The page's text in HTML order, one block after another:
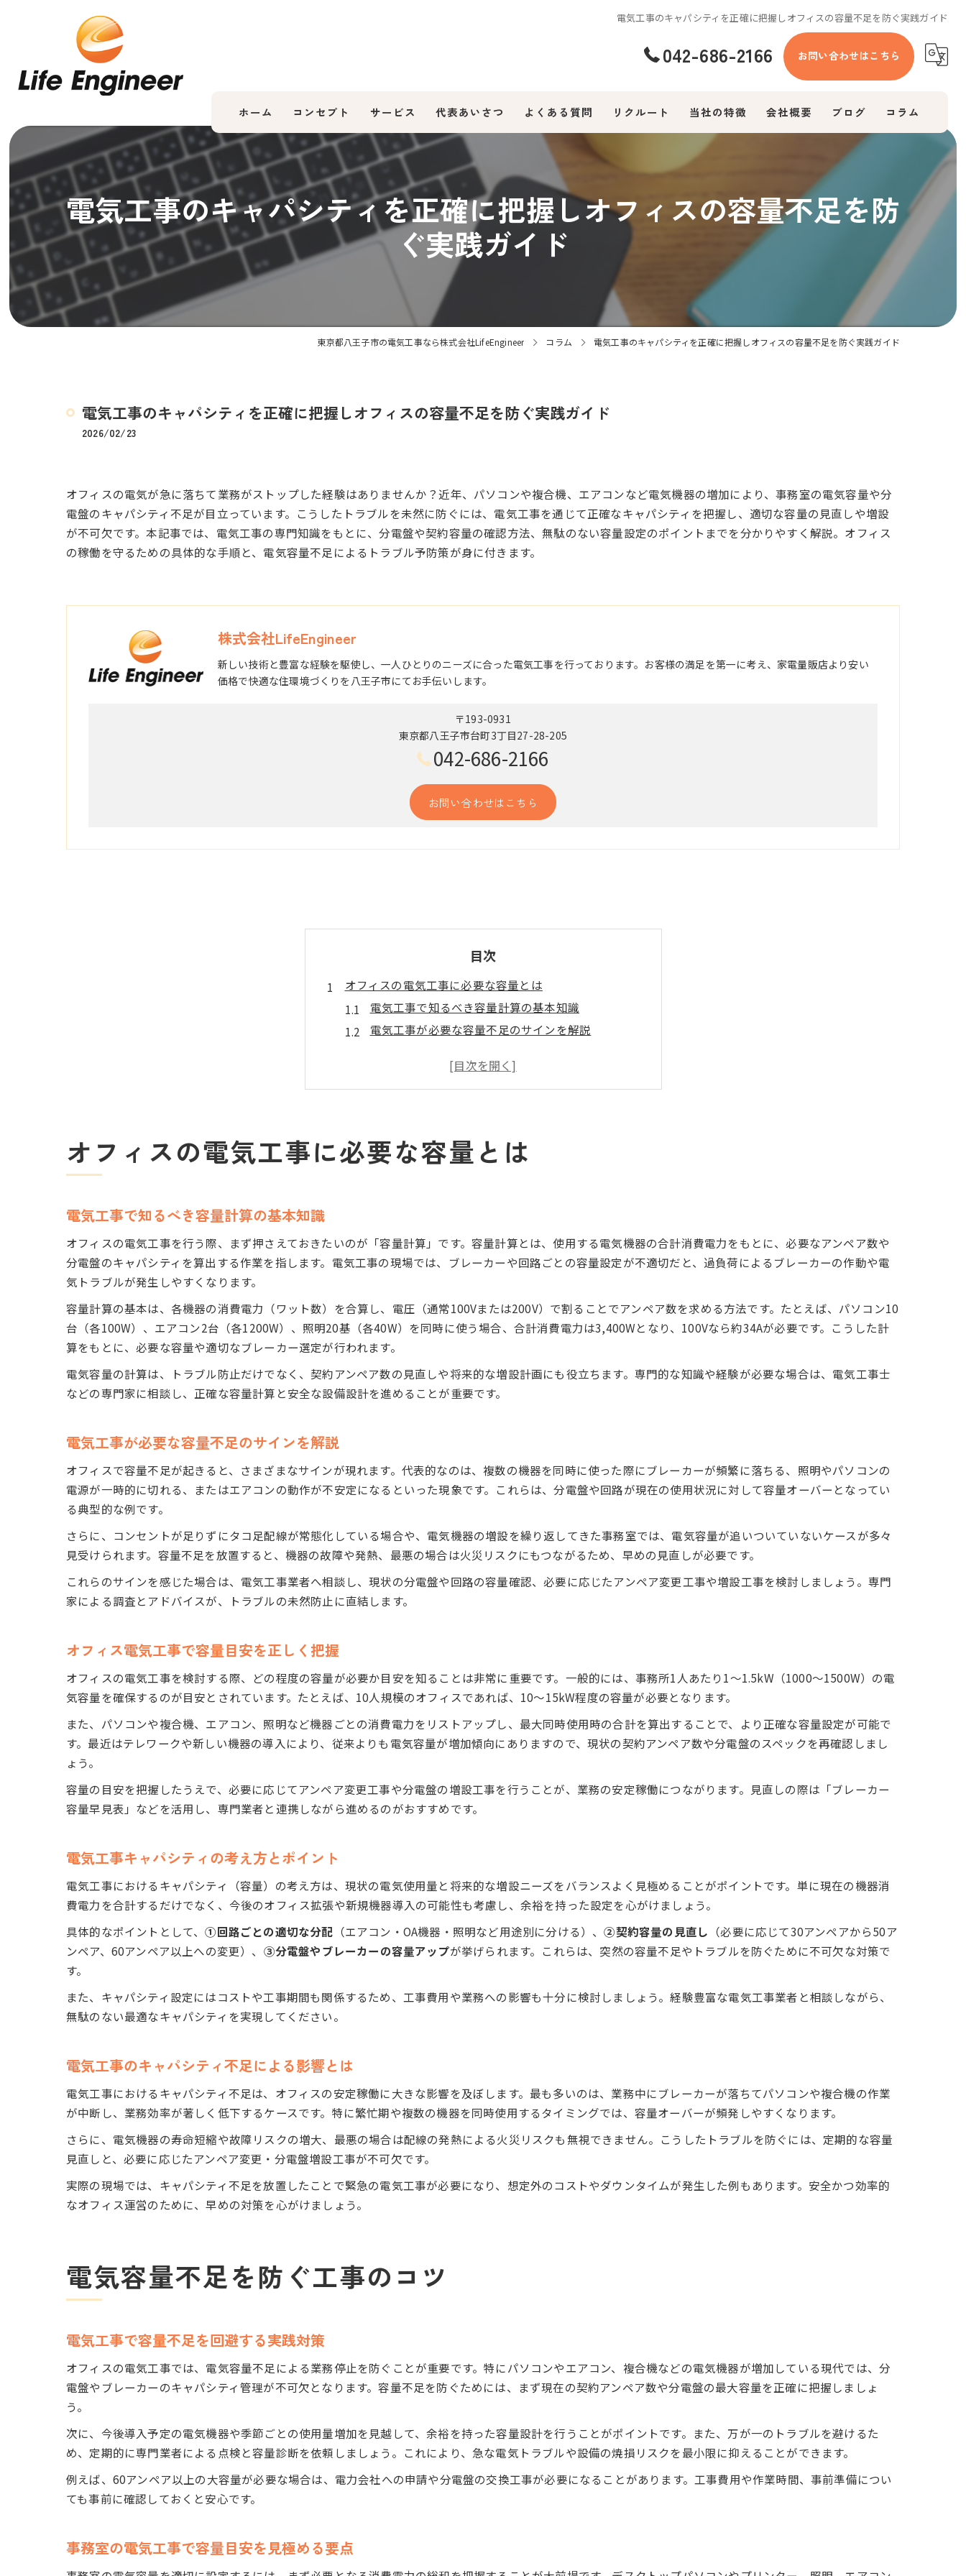
電気工事のキャパシティを正確に把握しオフィスの容量不足を防ぐ実践ガイド
042-686-2166 お問い合わせはこちら
ホーム コンセプト サービス 代表あいさつ よくある質問 リクルート 当社の特徴
防犯カメラ
コンセント
会社概要 ブログ コラム
電気工事のキャパシティを正確に把握しオフィスの容量不足を防
ぐ実践ガイド
東京都八王子市の電気工事なら株式会社LifeEngineer コラム 電気工事のキャパシティを正確に把握しオフィスの容量不足を防ぐ実践ガイド
電気工事のキャパシティを正確に把握しオフィスの容量不足を防ぐ実践ガイド
2026/02/23
オフィスの電気が急に落ちて業務がストップした経験はありませんか？近年、パソコンや複合機、エアコンなど電気機器の増加により、事務室の電気容量や分
電盤のキャパシティ不足が目立っています。こうしたトラブルを未然に防ぐには、電気工事を通じて正確なキャパシティを把握し、適切な容量の見直しや増設
が不可欠です。本記事では、電気工事の専門知識をもとに、分電盤や契約容量の確認方法、無駄のない容量設定のポイントまでを分かりやすく解説。オフィス
の稼働を守るための具体的な手順と、電気容量不足によるトラブル予防策が身に付きます。
株式会社LifeEngineer
新しい技術と豊富な経験を駆使し、一人ひとりのニーズに合った電気工事を行っております。お客様の満足を第一に考え、家電量販店より安い
価格で快適な住環境づくりを八王子市にてお手伝いします。
〒193-0931
東京都八王子市台町3丁目27-28-205
042-686-2166
お問い合わせはこちら
目次
オフィスの電気工事に必要な容量とは
電気工事で知るべき容量計算の基本知識
電気工事が必要な容量不足のサインを解説
電気工事キャパシティの考え方とポイント
電気工事で容量不足を回避する実践対策
事務室の電気工事で容量目安を見極める要点
キャパシティ確認で業務停止を回避
電気工事の容量確認ポイントと注意点
オフィス業務を守る電気工事キャパシティ管理
分電盤容量の見直し方法を徹底解説
分電盤容量の目安と電気工事チェック方法
電気工事で分電盤交換時の注意点を解説
電気工事が叶える快適オフィスのキャパシティ設計
電気工事で作る安全な電気容量のバランス設定
電気工事キャパシティ調整で業務効率化を実現
オフィス電気工事で快適環境を維持する方法
電気工事の容量増設にかかる費用相場を解説
電気工事で30アンペアから60アンペア増設の注意点
電気容量増設工事費用の内訳と最適化ポイント
アンペア変更の電気工事料金を比較する方法
オフィスの電気工事に必要な容量とは
電気工事で知るべき容量計算の基本知識
オフィスの電気工事を行う際、まず押さえておきたいのが「容量計算」です。容量計算とは、使用する電気機器の合計消費電力をもとに、必要なアンペア数や
分電盤のキャパシティを算出する作業を指します。電気工事の現場では、ブレーカーや回路ごとの容量設定が不適切だと、過負荷によるブレーカーの作動や電
気トラブルが発生しやすくなります。
容量計算の基本は、各機器の消費電力（ワット数）を合算し、電圧（通常100Vまたは200V）で割ることでアンペア数を求める方法です。たとえば、パソコン10
台（各100W）、エアコン2台（各1200W）、照明20基（各40W）を同時に使う場合、合計消費電力は3,400Wとなり、100Vなら約34Aが必要です。こうした計
算をもとに、必要な容量や適切なブレーカー選定が行われます。
電気容量の計算は、トラブル防止だけでなく、契約アンペア数の見直しや将来的な増設計画にも役立ちます。専門的な知識や経験が必要な場合は、電気工事士
などの専門家に相談し、正確な容量計算と安全な設備設計を進めることが重要です。
電気工事が必要な容量不足のサインを解説
オフィスで容量不足が起きると、さまざまなサインが現れます。代表的なのは、複数の機器を同時に使った際にブレーカーが頻繁に落ちる、照明やパソコンの
電源が一時的に切れる、またはエアコンの動作が不安定になるといった現象です。これらは、分電盤や回路が現在の使用状況に対して容量オーバーとなってい
る典型的な例です。
さらに、コンセントが足りずにタコ足配線が常態化している場合や、電気機器の増設を繰り返してきた事務室では、電気容量が追いついていないケースが多々
見受けられます。容量不足を放置すると、機器の故障や発熱、最悪の場合は火災リスクにもつながるため、早めの見直しが必要です。
これらのサインを感じた場合は、電気工事業者へ相談し、現状の分電盤や回路の容量確認、必要に応じたアンペア変更工事や増設工事を検討しましょう。専門
家による調査とアドバイスが、トラブルの未然防止に直結します。
オフィス電気工事で容量目安を正しく把握
オフィスの電気工事を検討する際、どの程度の容量が必要か目安を知ることは非常に重要です。一般的には、事務所1人あたり1〜1.5kW（1000〜1500W）の電
気容量を確保するのが目安とされています。たとえば、10人規模のオフィスであれば、10〜15kW程度の容量が必要となります。
また、パソコンや複合機、エアコン、照明など機器ごとの消費電力をリストアップし、最大同時使用時の合計を算出することで、より正確な容量設定が可能で
す。最近はテレワークや新しい機器の導入により、従来よりも電気容量が増加傾向にありますので、現状の契約アンペア数や分電盤のスペックを再確認しまし
ょう。
容量の目安を把握したうえで、必要に応じてアンペア変更工事や分電盤の増設工事を行うことが、業務の安定稼働につながります。見直しの際は「ブレーカー
容量早見表」などを活用し、専門業者と連携しながら進めるのがおすすめです。
電気工事キャパシティの考え方とポイント
電気工事におけるキャパシティ（容量）の考え方は、現状の電気使用量と将来的な増設ニーズをバランスよく見極めることがポイントです。単に現在の機器消
費電力を合計するだけでなく、今後のオフィス拡張や新規機器導入の可能性も考慮し、余裕を持った設定を心がけましょう。
具体的なポイントとして、①回路ごとの適切な分配 （エアコン・OA機器・照明など用途別に分ける）、②契約容量の見直し （必要に応じて30アンペアから50ア
ンペア、60アンペア以上への変更）、 ③分電盤やブレーカーの容量アップが挙げられます。これらは、突然の容量不足やトラブルを防ぐために不可欠な対策で
す。
また、キャパシティ設定にはコストや工事期間も関係するため、工事費用や業務への影響も十分に検討しましょう。経験豊富な電気工事業者と相談しながら、
無駄のない最適なキャパシティを実現してください。
電気工事のキャパシティ不足による影響とは
電気工事におけるキャパシティ不足は、オフィスの安定稼働に大きな影響を及ぼします。最も多いのは、業務中にブレーカーが落ちてパソコンや複合機の作業
が中断し、業務効率が著しく低下するケースです。特に繁忙期や複数の機器を同時使用するタイミングでは、容量オーバーが頻発しやすくなります。
さらに、電気機器の寿命短縮や故障リスクの増大、最悪の場合は配線の発熱による火災リスクも無視できません。こうしたトラブルを防ぐには、定期的な容量
見直しと、必要に応じたアンペア変更・分電盤増設工事が不可欠です。
実際の現場では、キャパシティ不足を放置したことで緊急の電気工事が必要になり、想定外のコストやダウンタイムが発生した例もあります。安全かつ効率的
なオフィス運営のために、早めの対策を心がけましょう。
電気容量不足を防ぐ工事のコツ
電気工事で容量不足を回避する実践対策
オフィスの電気工事では、電気容量不足による業務停止を防ぐことが重要です。特にパソコンやエアコン、複合機などの電気機器が増加している現代では、分
電盤やブレーカーのキャパシティ管理が不可欠となります。容量不足を防ぐためには、まず現在の契約アンペア数や分電盤の最大容量を正確に把握しましょ
う。
次に、今後導入予定の電気機器や季節ごとの使用量増加を見越して、余裕を持った容量設計を行うことがポイントです。また、万が一のトラブルを避けるた
め、定期的に専門業者による点検と容量診断を依頼しましょう。これにより、急な電気トラブルや設備の焼損リスクを最小限に抑えることができます。
例えば、60アンペア以上の大容量が必要な場合は、電力会社への申請や分電盤の交換工事が必要になることがあります。工事費用や作業時間、事前準備につい
ても事前に確認しておくと安心です。
事務室の電気工事で容量目安を見極める要点